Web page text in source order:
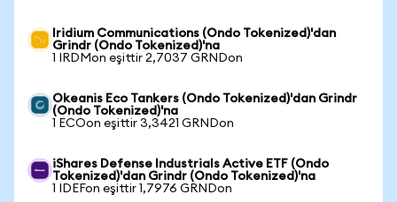
Iridium Communications (Ondo Tokenized)'dan
Grindr (Ondo Tokenized)'na
1 IRDMon eşittir 2,7037 GRNDon
Okeanis Eco Tankers (Ondo Tokenized)'dan Grindr
(Ondo Tokenized)'na
1 ECOon eşittir 3,3421 GRNDon
iShares Defense Industrials Active ETF (Ondo
Tokenized)'dan Grindr (Ondo Tokenized)'na
1 IDEFon eşittir 1,7976 GRNDon